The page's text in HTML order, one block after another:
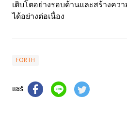
เติบโตอย่างรอบด้านและสร้างคว
ได้อย่างต่อเนื่อง
FORTH
แชร์